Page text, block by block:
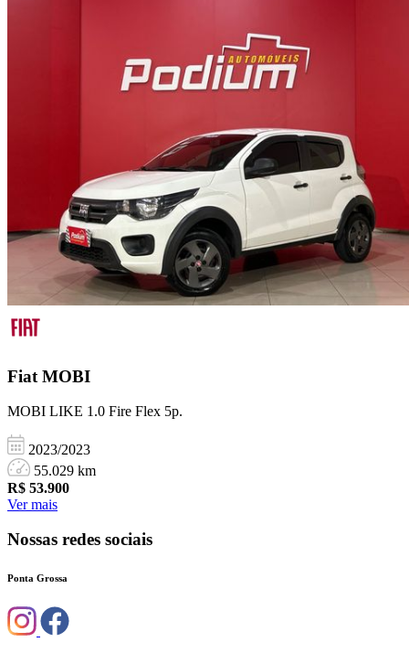
Fiat MOBI
MOBI LIKE 1.0 Fire Flex 5p.
2023/2023
55.029 km
R$ 53.900
Ver mais
Nossas redes sociais
Ponta Grossa